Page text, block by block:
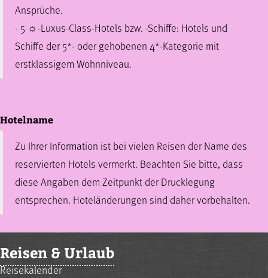
Ansprüche.
- 5 ☼-Luxus-Class-Hotels bzw. -Schiffe: Hotels und
Schiffe der 5*- oder gehobenen 4*-Kategorie mit
erstklassigem Wohnniveau.
Hotelname
Zu Ihrer Information ist bei vielen Reisen der Name des
reservierten Hotels vermerkt. Beachten Sie bitte, dass
diese Angaben dem Zeitpunkt der Drucklegung
entsprechen. Hoteländerungen sind daher vorbehalten.
Reisen & Urlaub
Reisekalender